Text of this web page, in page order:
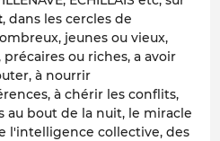
, dans les cercles de
jeunes ou vieux,
ou riches, a avoir
à nourrir
à chérir les conflits,
au bout de la nuit, le miracle
l'intelligence collective, des